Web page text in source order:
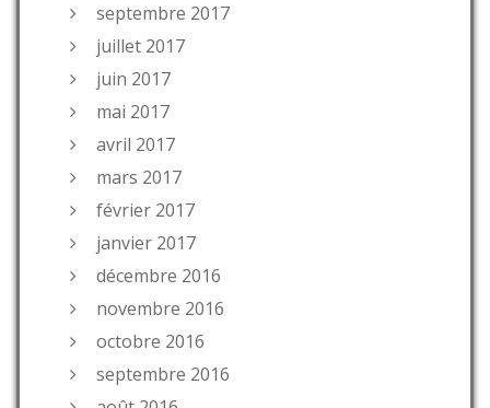
septembre 2017
juillet 2017
juin 2017
mai 2017
avril 2017
mars 2017
février 2017
janvier 2017
décembre 2016
novembre 2016
octobre 2016
septembre 2016